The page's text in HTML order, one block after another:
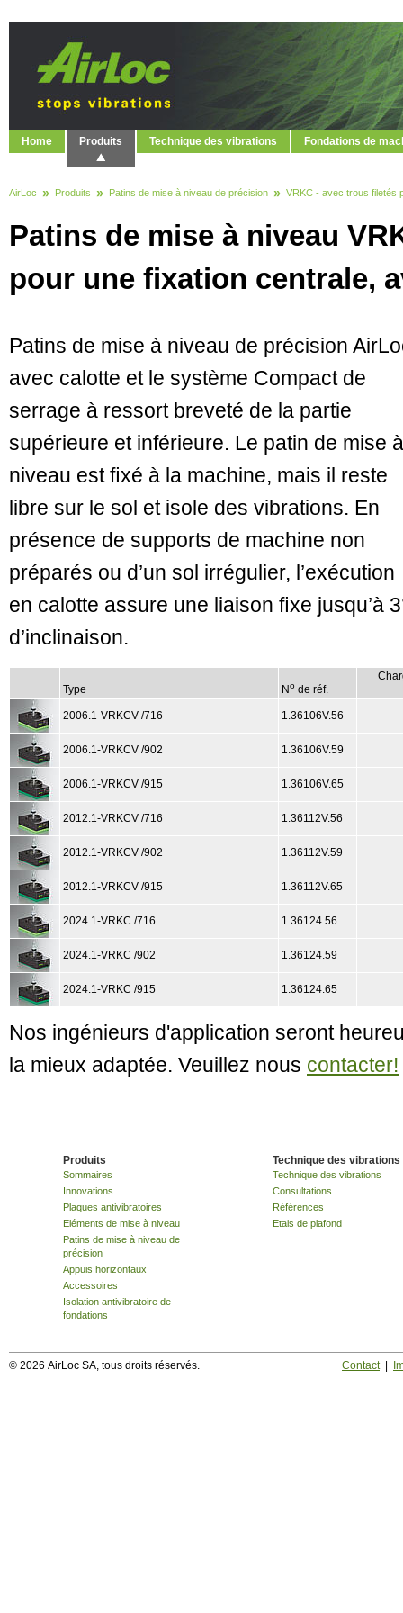
Home Produits Technique des vibrations Fondations de
AirLoc Produits Patins de mise à niveau de précision VRKC - avec trous filetés
Patins de mise à niveau
pour une fixation centrale,
Patins de mise à niveau de précision
avec calotte et le système Compact de
serrage à ressort breveté de la partie
supérieure et inférieure. Le patin de mise à
niveau est ﬁxé à la machine, mais il reste
libre sur le sol et isole des vibrations. En
présence de supports de machine non
préparés ou d’un sol irrégulier, l’exécution
en calotte assure une liaison ﬁxe jusqu’à
d’inclinaison.
Type No de réf.
2006.1-VRKCV /716 1.36106V.56
2006.1-VRKCV /902 1.36106V.59
2006.1-VRKCV /915 1.36106V.65
2012.1-VRKCV /716 1.36112V.56
2012.1-VRKCV /902 1.36112V.59
2012.1-VRKCV /915 1.36112V.65
2024.1-VRKC /716 1.36124.56
2024.1-VRKC /902 1.36124.59
2024.1-VRKC /915 1.36124.65
Nos ingénieurs d'application seront
la mieux adaptée. Veuillez nous contacter!
Produits
Sommaires
Innovations
Plaques antivibratoires
Eléments de mise à niveau
Patins de mise à niveau de
précision
Appuis horizontaux
Accessoires
Isolation antivibratoire de
fondations
Technique des vibrations
Technique des vibrations
Consultations
Références
Etais de plafond
© 2026 AirLoc SA, tous droits réservés. Contact|